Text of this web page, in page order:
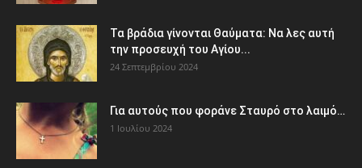
Τα βράδια γίνονται Θαύματα: Να λες αυτή
την προσευχή του Αγίου...
24 Σεπτεμβρίου 2024
Για αυτούς που φοράνε Σταυρό στο λαιμό…
1 Ιουλίου 2024